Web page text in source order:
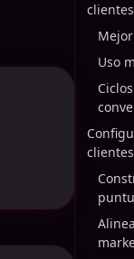
Uso